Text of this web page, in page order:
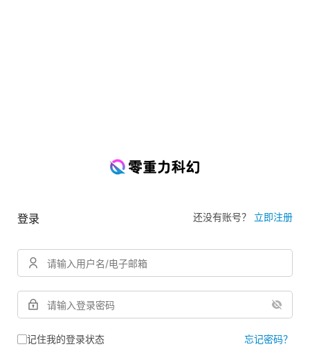
登录 还没有账号？ 立即注册
记住我的登录状态 忘记密码？